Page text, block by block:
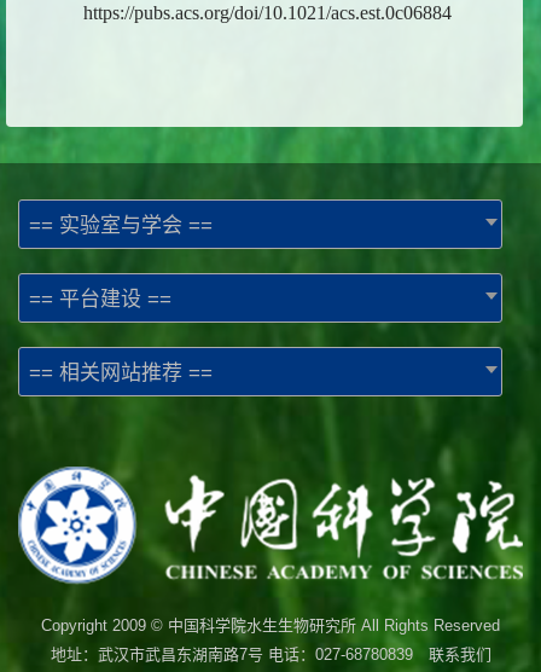
https://pubs.acs.org/doi/10.1021/acs.est.0c06884
== 实验室与学会 ==
== 平台建设 ==
== 相关网站推荐 ==
Copyright 2009 © 中国科学院水生生物研究所 All Rights Reserved
地址：武汉市武昌东湖南路7号 电话：027-68780839 联系我们